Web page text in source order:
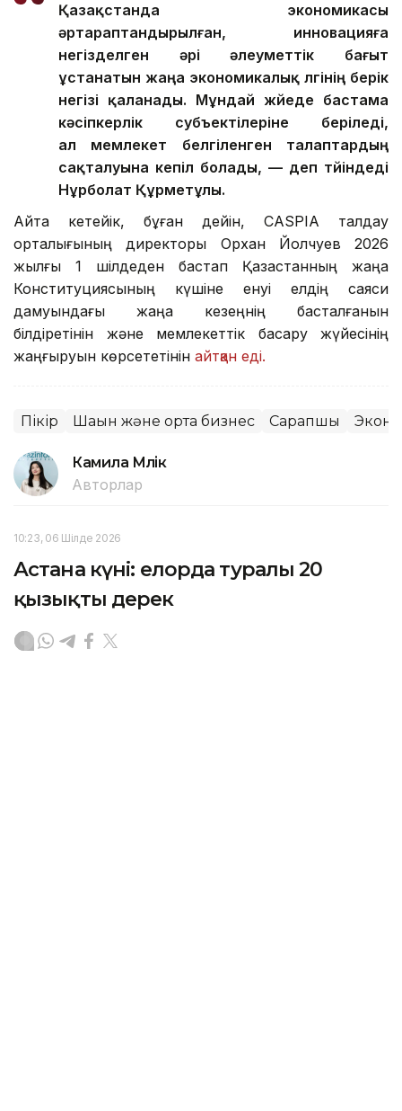
Қазақстанда экономикасы
әртараптандырылған, инновацияға
негізделген әрі әлеуметтік бағыт
ұстанатын жаңа экономикалық үлгінің берік
негізі қаланады. Мұндай жүйеде бастама
кәсіпкерлік субъектілеріне беріледі,
ал мемлекет белгіленген талаптардың
сақталуына кепіл болады, — деп түйіндеді
Нұрболат Құрметұлы.
Айта кетейік, бұған дейін, CASPIA талдау
орталығының директоры Орхан Йолчуев 2026
жылғы 1 шілдеден бастап Қазақстанның жаңа
Конституциясының күшіне енуі елдің саяси
дамуындағы жаңа кезеңнің басталғанын
білдіретінін және мемлекеттік басқару жүйесінің
жаңғыруын көрсететінін айтқан еді.
Пікір Шағын және орта бизнес Сарапшы
Камила Мүлік
Авторлар
10:23, 06 Шілде 2026
Астана күні: елорда туралы 20
қызықты дерек